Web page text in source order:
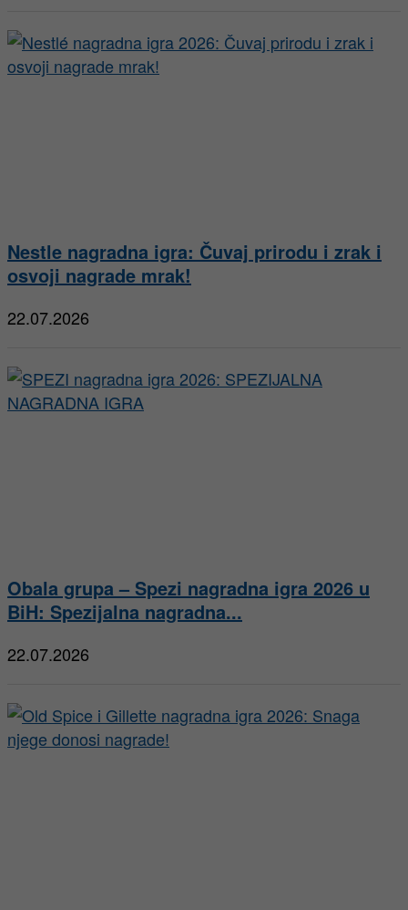
Nestle nagradna igra: Čuvaj prirodu i zrak i
osvoji nagrade mrak!
22.07.2026
Obala grupa – Spezi nagradna igra 2026 u
BiH: Spezijalna nagradna...
22.07.2026